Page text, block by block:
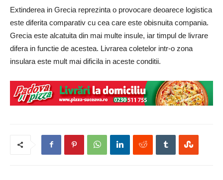
Extinderea in Grecia reprezinta o provocare deoarece logistica
este diferita comparativ cu cea care este obisnuita compania.
Grecia este alcatuita din mai multe insule, iar timpul de livrare
difera in functie de acestea. Livrarea coletelor intr-o zona
insulara este mult mai dificila in aceste conditii.